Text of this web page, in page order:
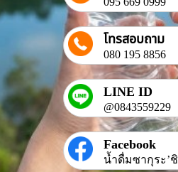
โทรสอบถาม
080 195 8856
LINE ID
@0843559229
Facebook
น้ำดื่มซากุระ’ชิ